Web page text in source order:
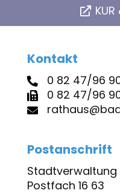
KUR
Kontakt
0 82 47/96
0 82 47/96
Postanschrift
Stadtverwaltung
Postfach 16 63